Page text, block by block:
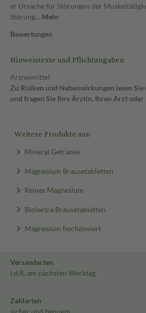
er Ursache für Störungen der
Störung… Mehr
Bewertungen
Hinweistexte und Pflichtangaben
Arzneimittel
Zu Risiken und Nebenwirkungen lesen Sie
und fragen Sie Ihre Ärztin, Ihren Arzt
Weitere Produkte aus:
Mineral Getränke
Magnesium Brausetabletten
Reines Magnesium
Biolectra Brausetabletten
Magnesium hochdosiert
Versandarten
i.d.R. am nächsten Werktag
Zahlarten
sicher und bequem